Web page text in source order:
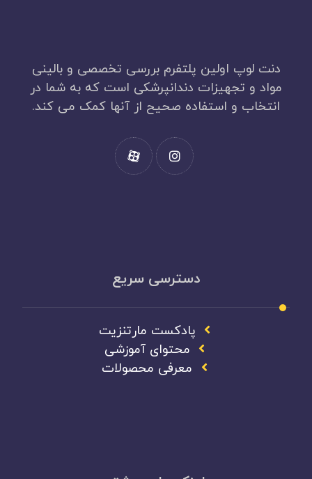
دنت لوپ اولین پلتفرم بررسی تخصصی و بالینی
مواد و تجهیزات دندانپرشکی است که به شما در
انتخاب و استفاده صحیح از آنها کمک می کند.
دسترسی سریع
پادکست مارتنزیت
محتوای آموزشی
معرفی محصولات